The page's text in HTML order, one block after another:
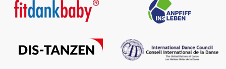
Bereich Kundenzufriedenheit ausgezeichnet
worden zu sein. Dieses Jahr in der Kategorie
Tanzen echter Sport ist :-).
Leider konnten wir in diesem Jahr bei der